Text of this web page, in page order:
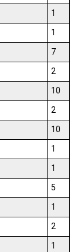
1
1
7
2
10
2
10
1
1
5
1
2
1